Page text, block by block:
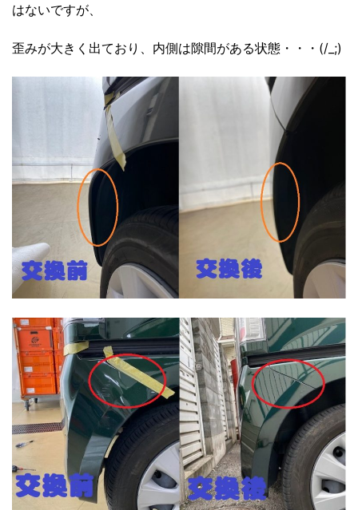
はないですが、
歪みが大きく出ており、内側は隙間がある状態・・・(/_;)